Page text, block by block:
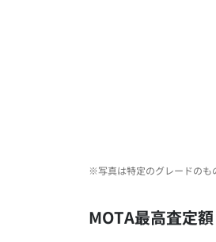
※写真は特定のグレードのも
MOTA最高査定額